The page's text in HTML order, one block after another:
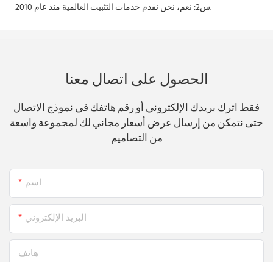
س2: نعم،نحن نقدم خدمات التثبيت العالمية منذ عام 2010.
الحصول على اتصال معنا
فقط اترك بريدك الإلكتروني أو رقم هاتفك في نموذج الاتصال
حتى نتمكن من إرسال عرض أسعار مجاني لك لمجموعة واسعة
من التصاميم
اسم
البريد الإلكتروني
هاتف